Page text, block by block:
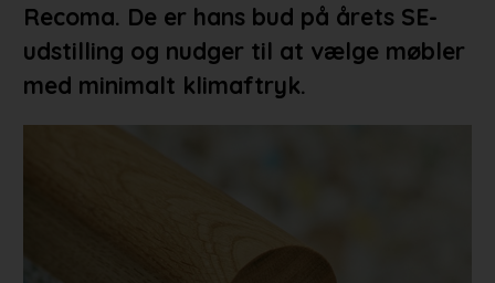
Recoma. De er hans bud på årets SE-
udstilling og nudger til at vælge møbler
med minimalt klimaftryk.